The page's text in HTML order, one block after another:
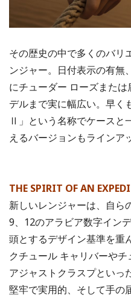
その歴史の中で多くのバリ
ンジャー。日付表示の有無
にチューダー ローズまた
デルまで実に幅広い。早く
Ⅱ」という名称でケースと
えるバージョンもラインア
THE SPIRIT OF AN
新しいレンジャーは、自ら
9、12のアラビア数字イン
頭とするデザイン基準を重
クチュール キャリバーや
アジャストクラスプといっ
堅牢で実用的、そして手の